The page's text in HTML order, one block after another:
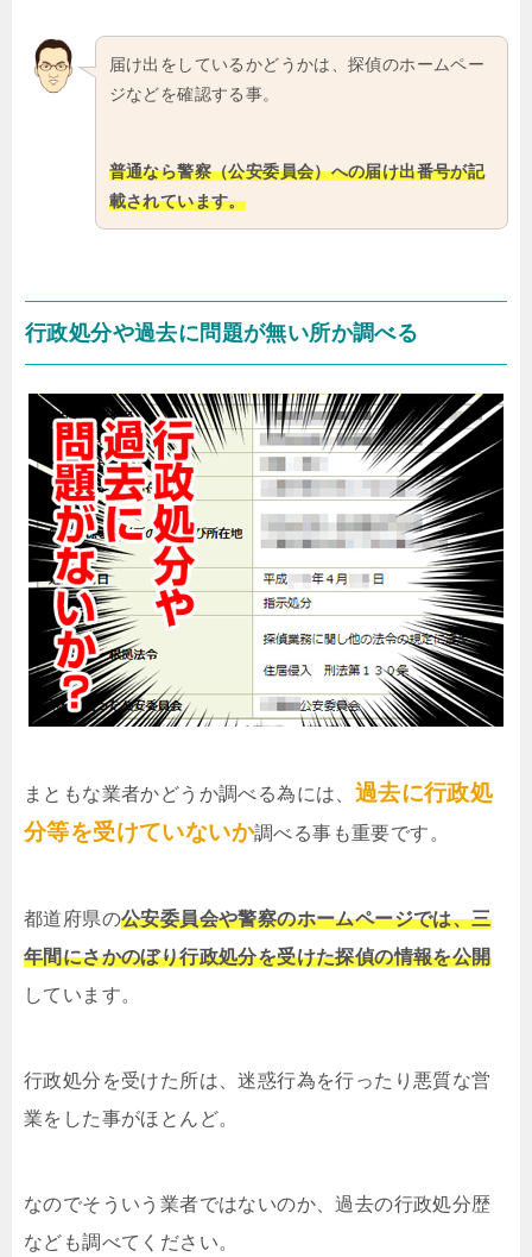
届け出をしているかどうかは、探偵のホームペー
ジなどを確認する事。
普通なら警察（公安委員会）への届け出番号が記
載されています。
行政処分や過去に問題が無い所か調べる
まともな業者かどうか調べる為には、 過去に行政処
分等を受けていないか調べる事も重要です。
都道府県の公安委員会や警察のホームページでは、三
年間にさかのぼり行政処分を受けた探偵の情報を公開
しています。
行政処分を受けた所は、迷惑行為を行ったり悪質な営
業をした事がほとんど。
なのでそういう業者ではないのか、過去の行政処分歴
なども調べてください。